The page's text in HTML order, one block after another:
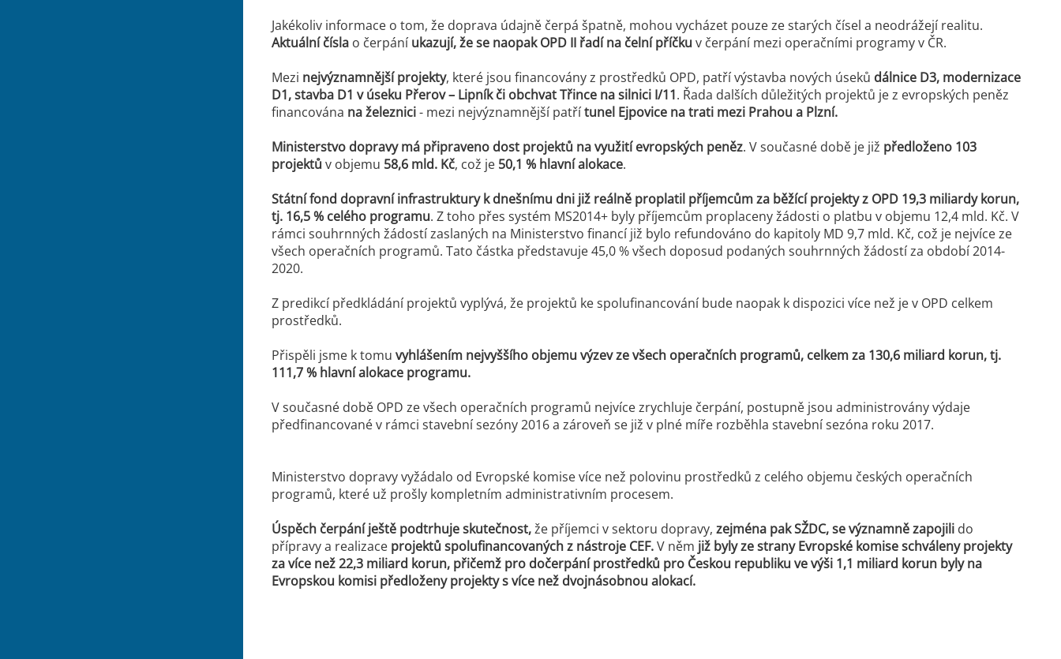
Jakékoliv informace o tom, že doprava údajně čerpá špatně, mohou vycházet pouze ze starých čísel a neodrážejí realitu.
Aktuální čísla o čerpáníukazují, že se naopak OPD II řadí na čelní příčku v čerpání mezi operačními programy v ČR.
Mezi nejvýznamnější projekty, které jsou financovány z prostředků OPD, patří výstavba nových úseků dálnice D3, modernizace
D1, stavba D1 v úseku Přerov – Lipník či obchvat Třince na silnici I/11. Řada dalších důležitých projektů je z evropských peněz
financována na železnici- mezi nejvýznamnější patřítunel Ejpovice na trati mezi Prahou a Plzní.
Ministerstvo dopravy má připraveno dost projektů na využití evropských peněz. V současné době je již předloženo 103
projektů v objemu 58,6 mld. Kč, což je 50,1 % hlavní alokace.
Státní fond dopravní infrastruktury k dnešnímu dni již reálně proplatil příjemcům za běžící projekty z OPD 19,3 miliardy korun,
tj. 16,5 % celého programu. Z toho přes systém MS2014+ byly příjemcům proplaceny žádosti o platbu v objemu 12,4 mld. Kč. V
rámci souhrnných žádostí zaslaných na Ministerstvo financí již bylo refundováno do kapitoly MD 9,7 mld. Kč, což je nejvíce ze
všech operačních programů. Tato částka představuje 45,0 % všech doposud podaných souhrnných žádostí za období 2014-
2020.
Z predikcí předkládání projektů vyplývá, že projektů ke spolufinancování bude naopak k dispozici více než je v OPD celkem
prostředků.
Přispěli jsme k tomu vyhlášením nejvyššího objemu výzev ze všech operačních programů, celkem za 130,6 miliard korun, tj.
111,7 % hlavní alokace programu.
V současné době OPD ze všech operačních programů nejvíce zrychluje čerpání, postupně jsou administrovány výdaje
předfinancované v rámci stavební sezóny 2016 a zároveň se již v plné míře rozběhla stavební sezóna roku 2017.
Ministerstvo dopravy vyžádalo od Evropské komise více než polovinu prostředků z celého objemu českých operačních
programů, které už prošly kompletním administrativním procesem.
Úspěch čerpání ještě podtrhuje skutečnost,že příjemci v sektoru dopravy, zejména pak SŽDC, se významně zapojili do
přípravy a realizace projektů spolufinancovaných z nástroje CEF.V něm již byly ze strany Evropské komise schváleny projekty
za více než 22,3 miliard korun, přičemž pro dočerpání prostředků pro Českou republiku ve výši 1,1 miliard korun byly na
Evropskou komisi předloženy projekty s více než dvojnásobnou alokací.